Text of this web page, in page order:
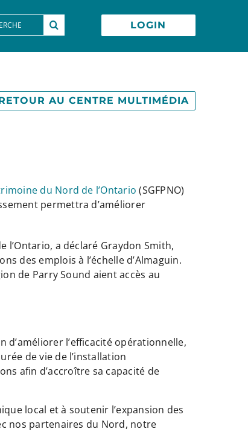
LOGIN
AU CENTRE MULTIMÉDIA
du Nord de l’Ontario (SGFPNO)
permettra d’améliorer
l’Ontario, a déclaré Graydon Smith,
des emplois à l’échelle d’Almaguin.
de Parry Sound aient accès au
l’efficacité opérationnelle,
de vie de l’installation
afin d’accroître sa capacité de
local et à soutenir l’expansion des
nos partenaires du Nord, notre